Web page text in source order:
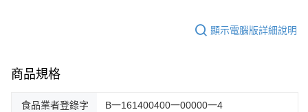
顯示電腦版詳細說明
商品規格
食品業者登錄字
B一161400400一00000一4